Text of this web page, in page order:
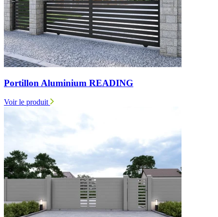
Portillon Aluminium READING
Voir le produit